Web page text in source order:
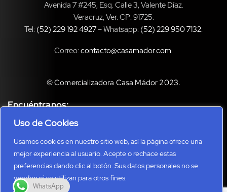
Uso de Cookies
Usamos cookies en nuestro sitio web, así la página ofrece una
mejor experiencia al usuario. Acepte o rechace estas
preferencias dando clic al botón. Sus datos personales no se
venden ni se utilizan para otros fines.
Avenida 7 #245, Esq. Calle 3, Valente Díaz.
Veracruz, Ver. CP: 91725.
Tel: (52) 229 192 4927– Whatsapp: (52) 229 950 7132.
Correo: contacto@casamador.com.
© Comercializadora Casa Mádor 2023.
Encuéntranos:
WhatsApp